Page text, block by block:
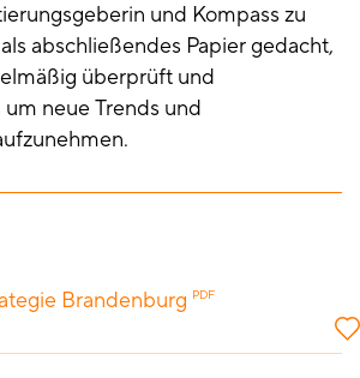
und Kompass zu
abschließendes Papier gedacht,
überprüft und
neue Trends und
Brandenburg PDF